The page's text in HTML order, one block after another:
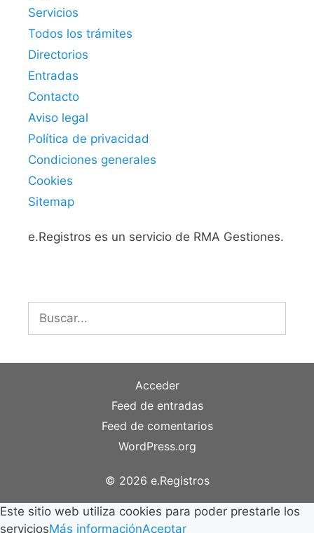
Servicios
Todos los trámites
Directorios
Entradas
Contacto
Aviso legal
Política de privacidad
Condiciones generales
Cookies
Sitemap
e.Registros es un servicio de RMA Gestiones.
Buscar:
Acceder
Feed de entradas
Feed de comentarios
WordPress.org
© 2026 e.Registros
Este sitio web utiliza cookies para poder prestarle los
serviciosMás informaciónAceptar